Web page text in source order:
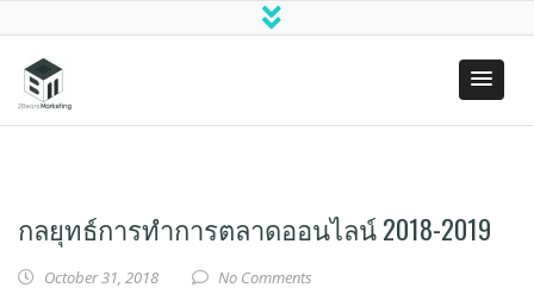
Two Bears
(SEO)
& Digital
Marketing
กลยุทธ์การทำการตลาดออนไลน์ 2018-2019
October 31, 2018
No Comments